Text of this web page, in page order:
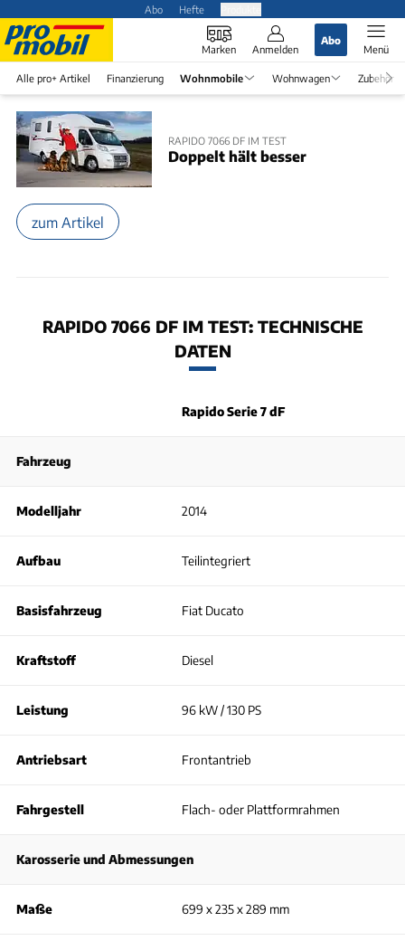
Abo Hefte
Marken Anmelden
Abo
Menü
Alle pro+ Artikel Finanzierung Wohnmobile Wohnwagen Zubehör
RAPIDO 7066 DF IM TEST
Doppelt hält besser
zum Artikel
RAPIDO 7066 DF IM TEST: TECHNISCHE
DATEN
Rapido Serie 7 dF
Fahrzeug
Modelljahr 2014
Aufbau Teilintegriert
Basisfahrzeug Fiat Ducato
Kraftstoff Diesel
Leistung 96 kW / 130 PS
Antriebsart Frontantrieb
Fahrgestell Flach- oder Plattformrahmen
Karosserie und Abmessungen
Maße 699 x 235 x 289 mm